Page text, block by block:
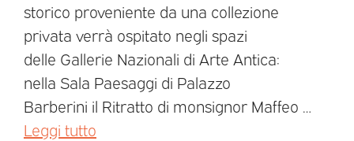
storico proveniente da una collezione
privata verrà ospitato negli spazi
delle Gallerie Nazionali di Arte Antica:
nella Sala Paesaggi di Palazzo
Barberini il Ritratto di monsignor Maffeo …
Leggi tutto